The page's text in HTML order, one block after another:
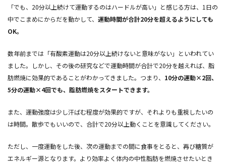
「でも、20分以上続けて運動するのはハードルが高い」と感じる方は、1日の
中でこまめにからだを動かして、 運動時間が合計20分を超えるようにしても
OK。
数年前までは「有酸素運動は20分以上続けないと意味がない」といわれてい
ました。しかし、その後の研究などで運動時間が合計で20分を越えれば、脂
肪燃焼に効果的であることがわかってきました。つまり、 10分の運動×2回、
5分の運動×4回でも、脂肪燃焼をスタートできます。
また、運動強度は少し汗ばむ程度が効果的ですが、それよりも重視したいの
は時間。散歩でもいいので、合計で20分以上動くことを意識してください。
ただし、一度運動をした後、次の運動までの間に食事をとると、再び糖質が
エネルギー源となります。より効率よく体内の中性脂肪を燃焼させたいとき